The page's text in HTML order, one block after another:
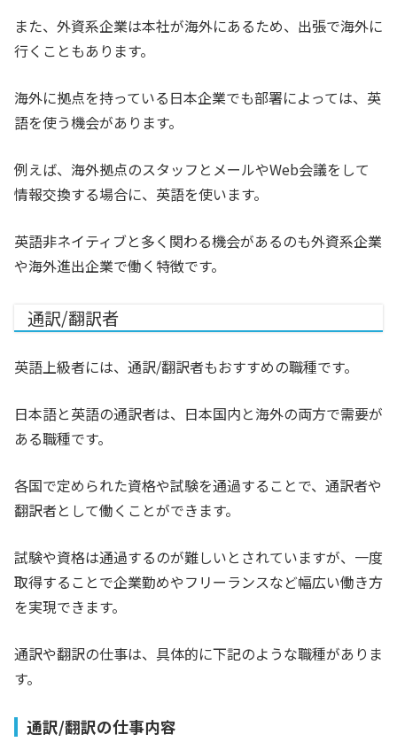
また、外資系企業は本社が海外にあるため、出張で海外に
行くこともあります。
海外に拠点を持っている日本企業でも部署によっては、英
語を使う機会があります。
例えば、海外拠点のスタッフとメールやWeb会議をして
情報交換する場合に、英語を使います。
英語非ネイティブと多く関わる機会があるのも外資系企業
や海外進出企業で働く特徴です。
通訳/翻訳者
英語上級者には、通訳/翻訳者もおすすめの職種です。
日本語と英語の通訳者は、日本国内と海外の両方で需要が
ある職種です。
各国で定められた資格や試験を通過することで、通訳者や
翻訳者として働くことができます。
試験や資格は通過するのが難しいとされていますが、一度
取得することで企業勤めやフリーランスなど幅広い働き方
を実現できます。
通訳や翻訳の仕事は、具体的に下記のような職種がありま
す。
通訳/翻訳の仕事内容